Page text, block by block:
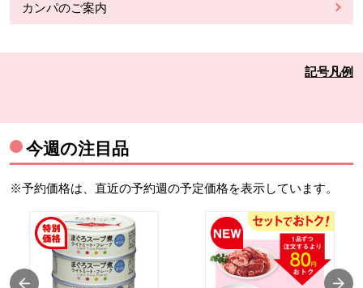
カンパのご案内
記号凡例
今週の注目品
※予約価格は、直近の予約週の予定価格を表示しています。